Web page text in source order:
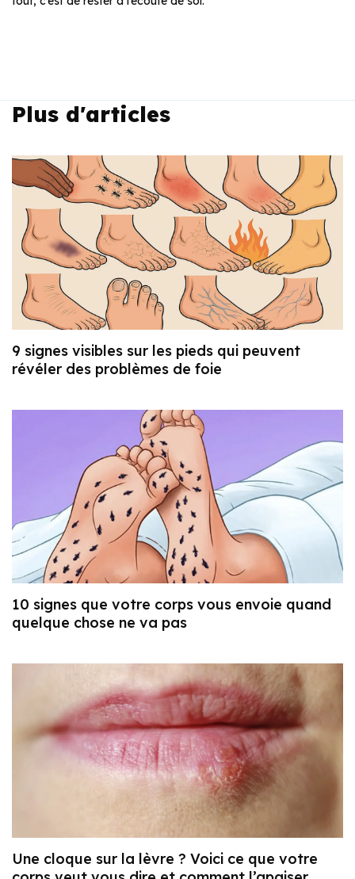
Plus d'articles
9 signes visibles sur les pieds qui peuvent
révéler des problèmes de foie
10 signes que votre corps vous envoie quand
quelque chose ne va pas
Une cloque sur la lèvre ? Voici ce que votre